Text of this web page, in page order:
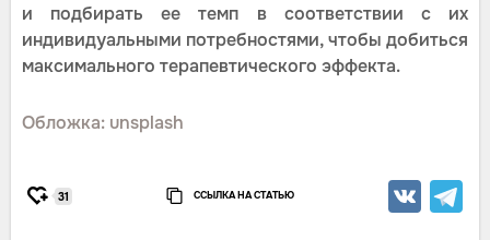
и подбирать ее темп в соответствии с их
индивидуальными потребностями, чтобы добиться
максимального терапевтического эффекта.
Обложка: unsplash
31 ССЫЛКА НА СТАТЬЮ